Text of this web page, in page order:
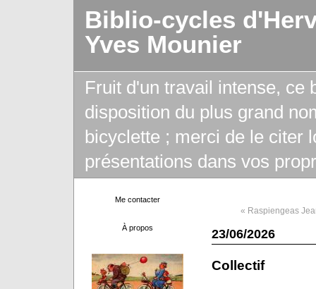
Biblio-cycles
Yves Mounier
Fruit d'un travail intense, ce
disposition du plus grand
bicyclette ; merci de le citer
présentations dans vos
Me contacter
À propos
« Raspiengeas
23/06/2026
Collectif